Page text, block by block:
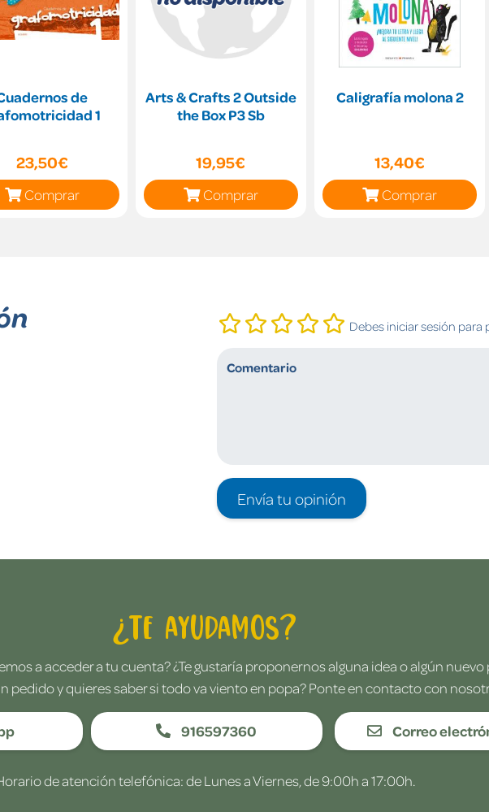
de
1
23,50€
Comprar
Arts & Crafts 2 Outside
the Box P3 Sb
19,95€
Comprar
Caligrafía molona 2
13,40€
Comprar
Debes iniciar sesión para
Envía tu opinión
¿Te ayudamos?
a acceder a tu cuenta? ¿Te gustaría proponernos alguna idea o algún
pedido y quieres saber si todo va viento en popa? Ponte en contacto con
916597360 Correo
de atención telefónica: de Lunes a Viernes, de 9:00h a 17:00h.